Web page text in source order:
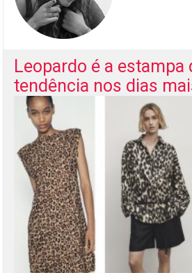
Leopardo é a estampa
tendência nos dias